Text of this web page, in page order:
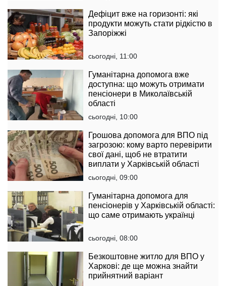
Дефіцит вже на горизонті: які
продукти можуть стати рідкістю в
Запоріжжі
сьогодні, 11:00
Гуманітарна допомога вже
доступна: що можуть отримати
пенсіонери в Миколаївській
області
сьогодні, 10:00
Грошова допомога для ВПО під
загрозою: кому варто перевірити
свої дані, щоб не втратити
виплати у Харківській області
сьогодні, 09:00
Гуманітарна допомога для
пенсіонерів у Харківській області:
що саме отримають українці
сьогодні, 08:00
Безкоштовне житло для ВПО у
Харкові: де ще можна знайти
прийнятний варіант